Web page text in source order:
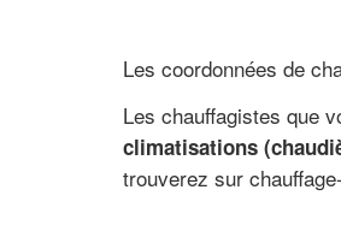
Les coordonnées de
Les chauffagistes que
climatisations
trouverez sur